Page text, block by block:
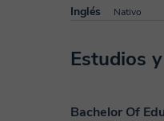
Inglés Nativo
Estudios
Bachelor Of